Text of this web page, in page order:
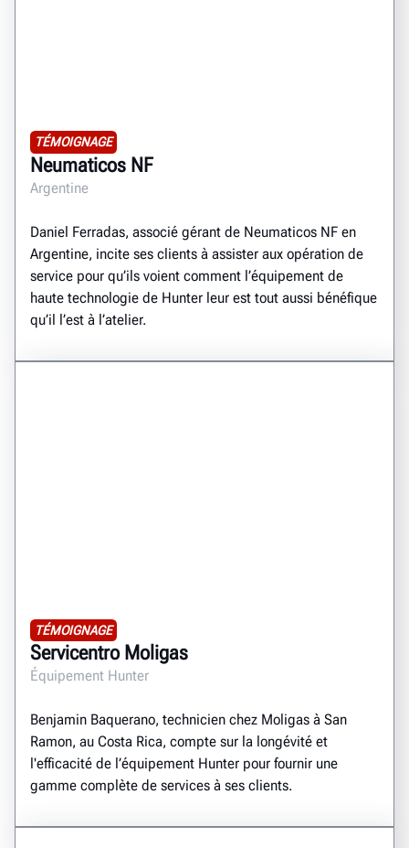
TÉMOIGNAGE
Neumaticos NF
Argentine
Daniel Ferradas, associé gérant de Neumaticos NF en
Argentine, incite ses clients à assister aux opération de
service pour qu’ils voient comment l’équipement de
haute technologie de Hunter leur est tout aussi bénéfique
qu’il l’est à l’atelier.
TÉMOIGNAGE
Servicentro Moligas
Équipement Hunter
Benjamin Baquerano, technicien chez Moligas à San
Ramon, au Costa Rica, compte sur la longévité et
l'efficacité de l’équipement Hunter pour fournir une
gamme complète de services à ses clients.